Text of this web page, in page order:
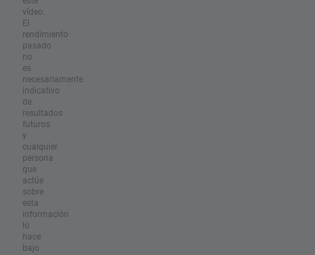
vídeo.
El
rendimiento
pasado
no
es
necesariamente
indicativo
de
resultados
futuros
y
cualquier
persona
que
actúe
sobre
esta
información
lo
hace
bajo